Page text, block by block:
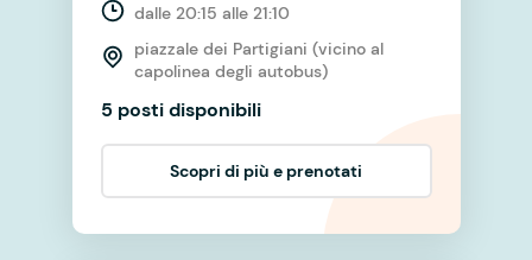
dalle 20:15 alle 21:10
piazzale dei Partigiani (vicino al
capolinea degli autobus)
5 posti disponibili
Scopri di più e prenotati